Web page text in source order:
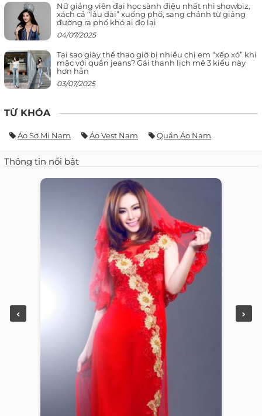
Nữ giảng viên đại học sành điệu nhất nhì showbiz,
xách cả “lâu đài” xuống phố, sang chảnh từ giảng
đường ra phố khó ai đọ lại
04/07/2025
Tại sao giày thể thao giờ bị nhiều chị em “xếp xó” khi
mặc với quần jeans? Gái thanh lịch mê 3 kiểu này
hơn hẳn
03/07/2025
TỪ KHÓA
Áo Sơ Mi Nam Áo Vest Nam Quần Áo Nam
Thông tin nổi bật